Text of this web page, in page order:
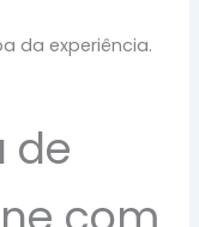
da experiência.
de